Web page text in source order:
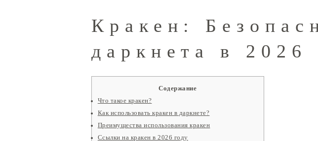
Кракен:
даркнета в 2026
Содержание
Что такое кракен?
Как использовать кракен в даркнете?
Преимущества использования кракен
Ссылки на кракен в 2026 году